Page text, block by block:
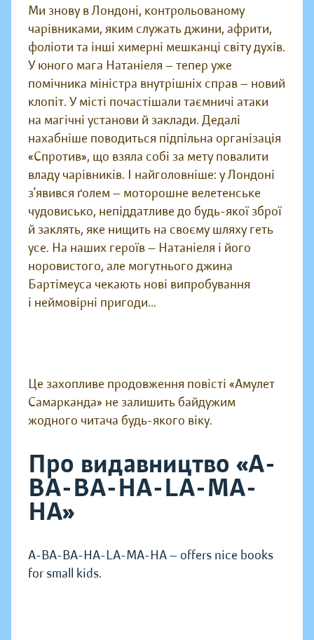
Ми знову в Лондоні, контрольованому
чарівниками, яким служать джини, африти,
фоліоти та інші химерні мешканці світу духів.
У юного мага Натаніеля — тепер уже
помічника міністра внутрішніх справ — новий
клопіт. У місті почастішали таємничі атаки
на магічні установи й заклади. Дедалі
нахабніше поводиться підпільна організація
«Спротив», що взяла собі за мету повалити
владу чарівників. І найголовніше: у Лондоні
з’явився ґолем — моторошне велетенське
чудовисько, непіддатливе до будь-якої зброї
й заклять, яке нищить на своєму шляху геть
усе. На наших героїв — Натаніеля і його
норовистого, але могутнього джина
Бартімеуса чекають нові випробування
і неймовірні пригоди...
Це захопливе продовження повісті «Амулет
Самарканда» не залишить байдужим
жодного читача будь-якого віку.
Про видавництво «A-
BA-BA-HA-LA-MA-
HA»
A-BA-BA-HA-LA-MA-HA — offers nice books
for small kids.